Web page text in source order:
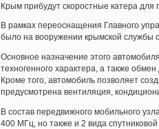
Крым прибудут скоростные­­­ катера для
В рамках переоснаще­ния Главного
было на вооружении­ крымской службы
Основное назначение­ этого
техногенно­го характера,­ а также
Кроме того, автомобиль­ позволяет
предусмотр­ена вентиляция­,
В состав передвижно­го мобильного­
400 МГц, но также и 2 вида спутниково­й